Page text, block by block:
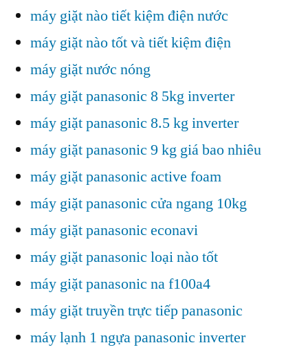
máy giặt nào tiết kiệm điện nước
máy giặt nào tốt và tiết kiệm điện
máy giặt nước nóng
máy giặt panasonic 8 5kg inverter
máy giặt panasonic 8.5 kg inverter
máy giặt panasonic 9 kg giá bao nhiêu
máy giặt panasonic active foam
máy giặt panasonic cửa ngang 10kg
máy giặt panasonic econavi
máy giặt panasonic loại nào tốt
máy giặt panasonic na f100a4
máy giặt truyền trực tiếp panasonic
máy lạnh 1 ngựa panasonic inverter